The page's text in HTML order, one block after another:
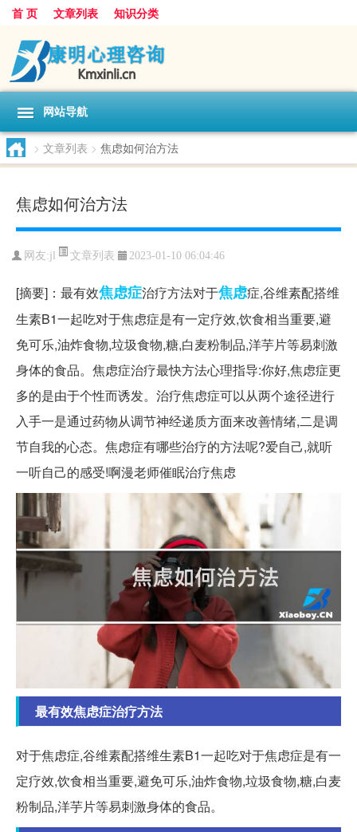
首 页 文章列表 知识分类
网站导航
> 文章列表 > 焦虑如何治方法
焦虑如何治方法
网友:jl 文章列表 2023-01-10 06:04:46
[摘要]：最有效焦虑症治疗方法对于焦虑症,谷维素配搭维
生素B1一起吃对于焦虑症是有一定疗效,饮食相当重要,避
免可乐,油炸食物,垃圾食物,糖,白麦粉制品,洋芋片等易刺激
身体的食品。焦虑症治疗最快方法心理指导:你好,焦虑症更
多的是由于个性而诱发。治疗焦虑症可以从两个途径进行
入手一是通过药物从调节神经递质方面来改善情绪,二是调
节自我的心态。焦虑症有哪些治疗的方法呢?爱自己,就听
一听自己的感受!啊漫老师催眠治疗焦虑
最有效焦虑症治疗方法
对于焦虑症,谷维素配搭维生素B1一起吃对于焦虑症是有一
定疗效,饮食相当重要,避免可乐,油炸食物,垃圾食物,糖,白麦
粉制品,洋芋片等易刺激身体的食品。